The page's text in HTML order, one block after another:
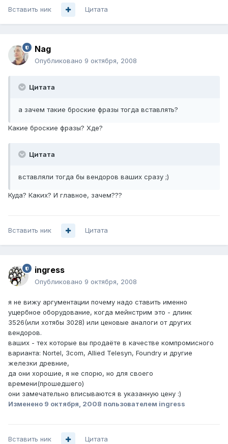
Вставить ник Цитата
Nag
Опубликовано 9 октября, 2008
Цитата
а зачем такие броские фразы тогда вставлять?
Какие броские фразы? Хде?
Цитата
вставляли тогда бы вендоров ваших сразу ;)
Куда? Каких? И главное, зачем???
Вставить ник Цитата
ingress
Опубликовано 9 октября, 2008
я не вижу аргументации почему надо ставить именно
ущербное оборудование, когда мейнстрим это - длинк
3526(или хотябы 3028) или ценовые аналоги от других
вендоров.
ваших - тех которые вы продаёте в качестве компромисного
варианта: Nortel, 3com, Allied Telesyn, Foundry и другие
железки древние,
да они хорошие, я не спорю, но для своего
времени(прошедшего)
они замечательно вписываются в указанную цену :)
Изменено 9 октября, 2008 пользователем ingress
Вставить ник Цитата